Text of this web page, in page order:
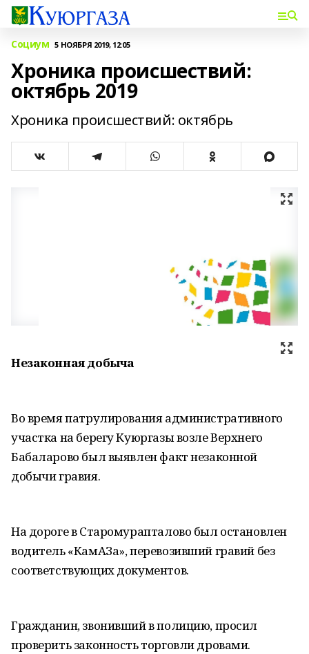
Социум 5 НОЯБРЯ 2019, 12:05
Хроника происшествий:
октябрь 2019
Хроника происшествий: октябрь
Незаконная добыча
Во время патрулирования административного
участка на берегу Куюргазы возле Верхнего
Бабаларово был выявлен факт незаконной
добычи гравия.
На дороге в Старомурапталово был остановлен
водитель «КамАЗа», перевозивший гравий без
соответствующих документов.
Гражданин, звонивший в полицию, просил
проверить законность торговли дровами.